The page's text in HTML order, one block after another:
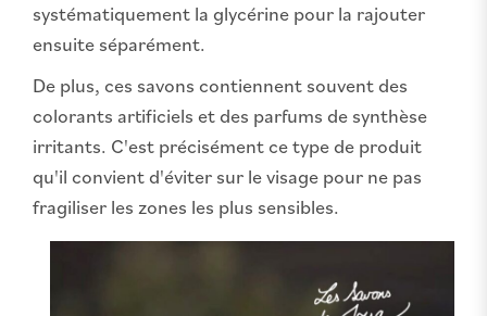
systématiquement la glycérine pour la rajouter
ensuite séparément.
De plus, ces savons contiennent souvent des
colorants artificiels et des parfums de synthèse
irritants. C'est précisément ce type de produit
qu'il convient d'éviter sur le visage pour ne pas
fragiliser les zones les plus sensibles.